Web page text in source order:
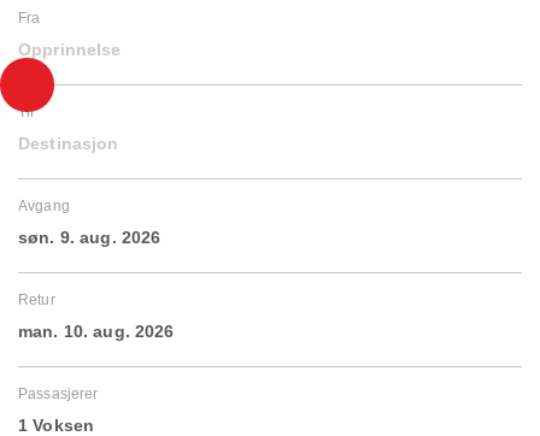
Fra
Opprinnelse
Til
Destinasjon
Avgang
søn. 9. aug. 2026
Retur
man. 10. aug. 2026
Passasjerer
1 Voksen